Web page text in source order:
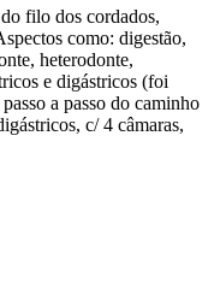
filo dos cordados,
como: digestão,
heterodonte,
e digástricos (foi
a passo do caminho
c/ 4 câmaras,